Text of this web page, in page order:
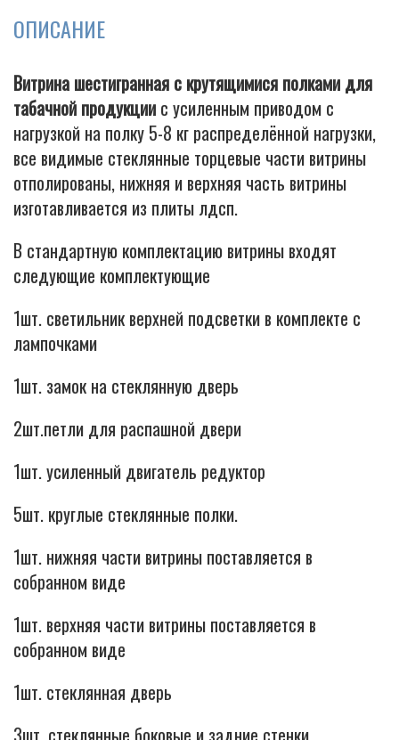
Cigarette
ОПИСАНИЕ
Витрина шестигранная с крутящимися полками для
табачной продукции с усиленным приводом с
нагрузкой на полку 5-8 кг распределённой нагрузки,
все видимые стеклянные торцевые части витрины
отполированы, нижняя и верхняя часть витрины
изготавливается из плиты лдсп.
В стандартную комплектацию витрины входят
следующие комплектующие
1шт. светильник верхней подсветки в комплекте с
лампочками
1шт. замок на стеклянную дверь
2шт.петли для распашной двери
1шт. усиленный двигатель редуктор
5шт. круглые стеклянные полки.
1шт. нижняя части витрины поставляется в
собранном виде
1шт. верхняя части витрины поставляется в
собранном виде
1шт. стеклянная дверь
3шт. стеклянные боковые и задние стенки